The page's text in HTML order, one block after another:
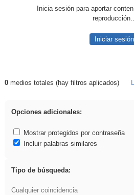
Inicia sesión para aportar
Iniciar sesión
Resultados de:
0medios totales (hay filtros aplicados)
Opciones adicionales:
Mostrar protegidos por contraseña
Incluir palabras similares
Tipo de búsqueda:
Cualquier coincidencia